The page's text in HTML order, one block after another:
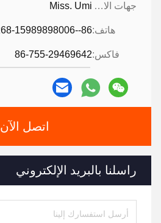
جهات الاتصال: Miss. Umi
هاتف:86--18926468268-15989898006
فاكس:86-755-29469642
اتصل الآن
راسلنا بالبريد الإلكتروني